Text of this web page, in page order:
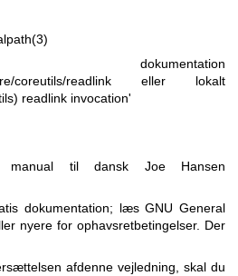
coreutils/readlink
eller lokalt
readlink invocation'
manual til dansk Joe Hansen
dokumentation; læsGNU General
nyere for ophavsretbetingelser. Der
af ​​denne vejledning, skal du